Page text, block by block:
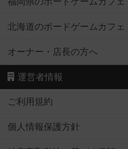
北海道のボードゲームカフェ
オーナー・店長の方へ
運営者情報
ご利用規約
個人情報保護方針